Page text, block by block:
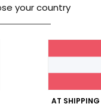
Dank für Ihre
anzeigen - Castellano
empfehle dieses Produkt
your country
AT SHIPPING